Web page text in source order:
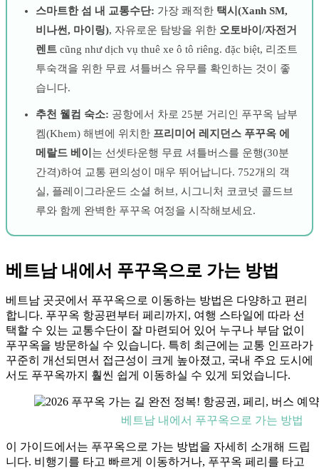
스마트한 섬 내 교통수단: 가장 쾌적한 택시(Xanh SM,
비나썬, 마이링), 자유로운 탐방을 위한 오토바이/자전거
렌트 cũng như dịch vụ thuê xe ô tô riêng. đặc biệt, 리조트
투숙객을 위한 무료 셔틀버스 유무를 확인하는 것이 좋
습니다.
추천 웰컴 숙소: 공항에서 차로 25분 거리인 푸꾸옥 남부
켐(Khem) 해변에 위치한 프리미어 레지던스 푸꾸옥 에
메랄드 베이 는 선셋타운행 무료 셔틀버스를 운행(30분
간격)하여 교통 편의성이 매우 뛰어납니다. 752개의 객
실, 플레이그라운드 소셜 허브, 시그니처 코코넛 콜드브
루와 함께 완벽한 푸꾸옥 여정을 시작해보세요.
베트남 내에서 푸꾸옥으로 가는 방법
베트남 곳곳에서 푸꾸옥으로 이동하는 방법은 다양하고 편리
합니다. 푸꾸옥 항공편부터 페리까지, 여행 스타일에 따라 선
택할 수 있는 교통수단이 잘 마련되어 있어 누구나 부담 없이
푸꾸옥을 방문하실 수 있습니다. 특히 최근에는 교통 인프라가
꾸준히 개선되면서 접근성이 크게 높아졌고, 국내 주요 도시에
서도 푸꾸옥까지 훨씬 쉽게 이동하실 수 있게 되었습니다.
베트남 내에서 푸꾸옥으로 가는 방법
이 가이드에서는 푸꾸옥으로 가는 방법을 자세히 소개해 드립
니다. 비행기를 타고 빠르게 이동하거나, 푸꾸옥 페리를 타고